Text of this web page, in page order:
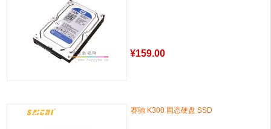
¥159.00
赛驰 K300 固态硬盘 SSD